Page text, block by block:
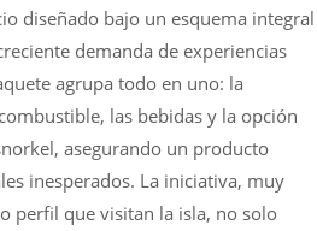
diseñado bajo un esquema integral
demanda de experiencias
agrupa todo en uno: la
las bebidas y la opción
asegurando un producto
inesperados. La iniciativa, muy
perfil que visitan la isla, no solo